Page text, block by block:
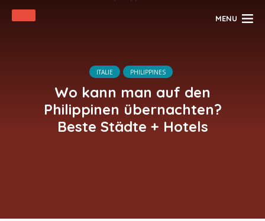
MENU
ITALIE PHILIPPINES
Wo kann man auf den
Philippinen übernachten?
Beste Städte + Hotels